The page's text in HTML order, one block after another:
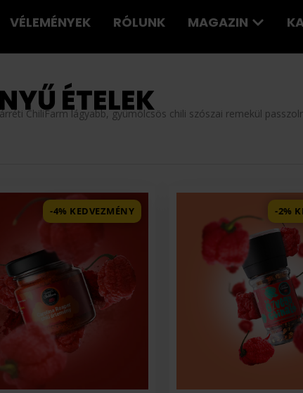
VÉLEMÉNYEK RÓLUNK MAGAZIN
ÉTELEK
ChiliFarm lágyabb, gyümölcsös chili szószai remekül
-4% KEDVEZMÉNY -2%